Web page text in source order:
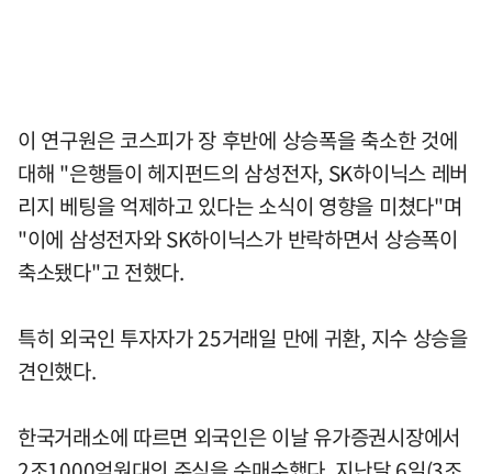
이 연구원은 코스피가 장 후반에 상승폭을 축소한 것에
대해 "은행들이 헤지펀드의 삼성전자, SK하이닉스 레버
리지 베팅을 억제하고 있다는 소식이 영향을 미쳤다"며
"이에 삼성전자와 SK하이닉스가 반락하면서 상승폭이
축소됐다"고 전했다.
특히 외국인 투자자가 25거래일 만에 귀환, 지수 상승을
견인했다.
한국거래소에 따르면 외국인은 이날 유가증권시장에서